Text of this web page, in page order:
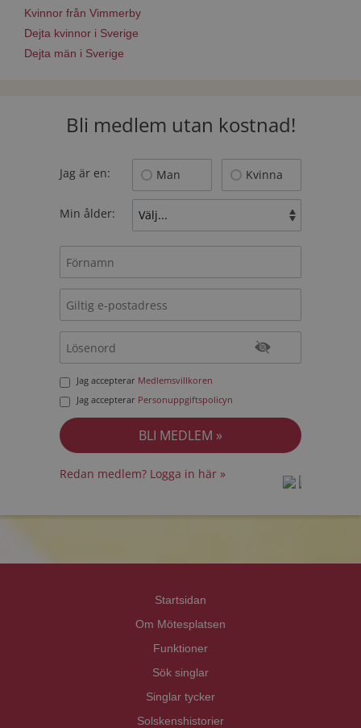
Kvinnor från Vimmerby
Dejta kvinnor i Sverige
Dejta män i Sverige
Bli medlem utan kostnad!
Jag är en: Man Kvinna
Min ålder:
Jag accepterar Medlemsvillkoren
Jag accepterar Personuppgiftspolicyn
Redan medlem? Logga in här »
Startsidan
Om Mötesplatsen
Funktioner
Sök singlar
Singlar tycker
Solskenshistorier